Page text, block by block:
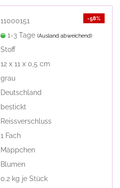
-58%
11000151
1-3 Tage (Ausland abweichend)
Stoff
12 x 11 x 0,5 cm
grau
Deutschland
bestickt
Reissverschluss
1 Fach
Mäppchen
Blumen
0.2kg je Stück